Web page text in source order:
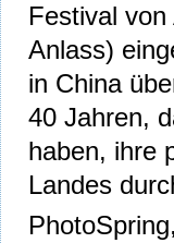
Festival
Anlass)
in China
40 Jahren,
haben, ihre
Landes